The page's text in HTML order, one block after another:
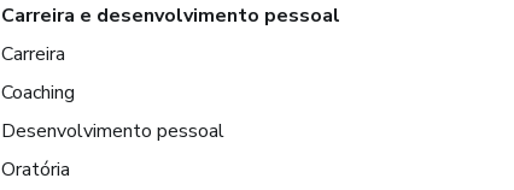
Carreira e desenvolvimento pessoal
Carreira
Coaching
Desenvolvimento pessoal
Oratória